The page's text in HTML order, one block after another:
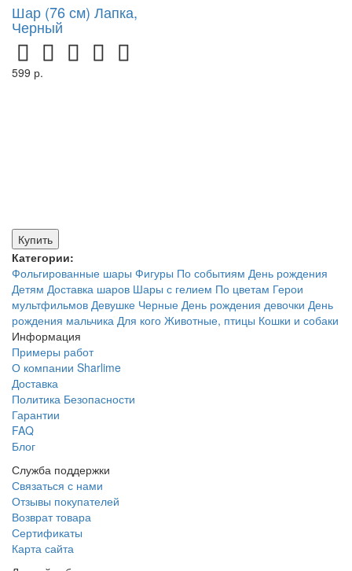
Шар (76 см) Лапка,
Черный
599 р.
Купить
Категории:
Фольгированные шары Фигуры По событиям День рождения
Детям Доставка шаров Шары с гелием По цветам Герои
мультфильмов Девушке Черные День рождения девочки День
рождения мальчика Для кого Животные, птицы Кошки и собаки
Информация
Примеры работ
О компании Sharlime
Доставка
Политика Безопасности
Гарантии
FAQ
Блог
Служба поддержки
Связаться с нами
Отзывы покупателей
Возврат товара
Сертификаты
Карта сайта